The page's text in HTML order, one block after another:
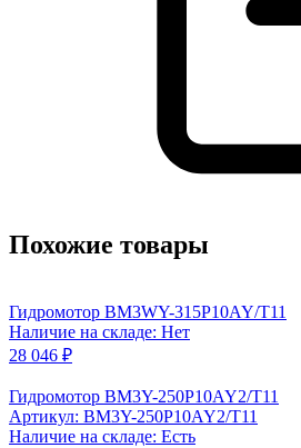
Похожие товары
Гидромотор BM3WY-315P10AY/T11
Наличие на складе: Нет
28 046 ₽
Гидромотор BM3Y-250P10AY2/T11
Артикул: BM3Y-250P10AY2/T11
Наличие на складе: Есть